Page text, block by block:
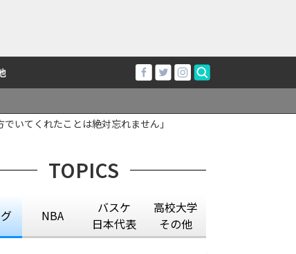
いてくれたことは絶対忘れません」
TOPICS
NBA
バスケ
日本代表
高校大学
その他